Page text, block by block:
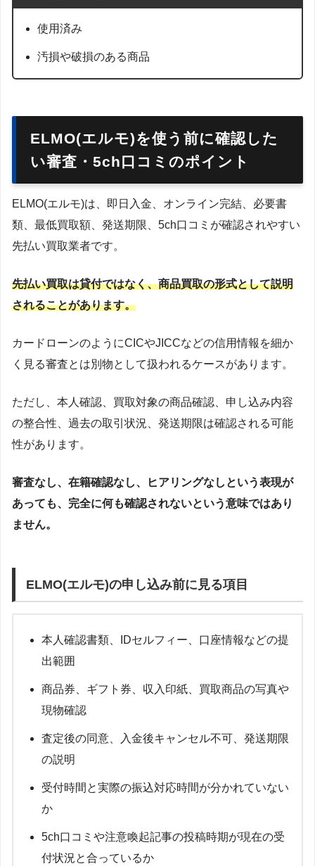
使用済み
汚損や破損のある商品
ELMO(エルモ)を使う前に確認した
い審査・5ch口コミのポイント
ELMO(エルモ)は、即日入金、オンライン完結、必要書
類、最低買取額、発送期限、5ch口コミが確認されやすい
先払い買取業者です。
先払い買取は貸付ではなく、商品買取の形式として説明
されることがあります。
カードローンのようにCICやJICCなどの信用情報を細か
く見る審査とは別物として扱われるケースがあります。
ただし、本人確認、買取対象の商品確認、申し込み内容
の整合性、過去の取引状況、発送期限は確認される可能
性があります。
審査なし、在籍確認なし、ヒアリングなしという表現が
あっても、完全に何も確認されないという意味ではあり
ません。
ELMO(エルモ)の申し込み前に見る項目
本人確認書類、IDセルフィー、口座情報などの提
出範囲
商品券、ギフト券、収入印紙、買取商品の写真や
現物確認
査定後の同意、入金後キャンセル不可、発送期限
の説明
受付時間と実際の振込対応時間が分かれていない
か
5ch口コミや注意喚起記事の投稿時期が現在の受
付状況と合っているか